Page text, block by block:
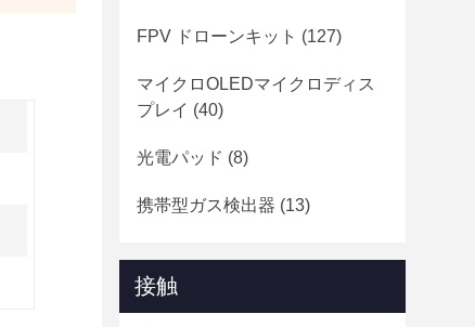
FPV ドローンキット (127)
マイクロOLEDマイクロディス
プレイ (40)
光電パッド (8)
携帯型ガス検出器 (13)
接触